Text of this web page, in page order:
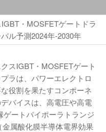
・MOSFETゲートドラ
ル予測2024年-2030年
スIGBT・MOSFETゲート
ラは、パワーエレクトロ
役割を果たすコンポーネ
バイスは、高電圧や高電
ートバイポーラトランジ
属酸化膜半導体電界効果